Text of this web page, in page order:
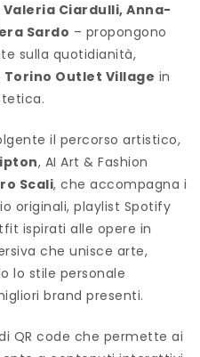
Ciardulli, Anna-
Sardo – propongono
sulla quotidianità,
Torino Outlet Village in
il percorso artistico,
, AI Art & Fashion
Scali, che accompagna i
originali, playlist Spotify
ispirati alle opere in
che unisce arte,
lo stile personale
brand presenti.
QR code che permette ai